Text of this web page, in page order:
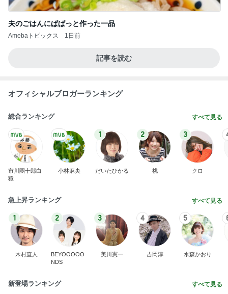
夫のごはんにぱぱっと作った一品
Amebaトピックス 1日前
記事を読む
オフィシャルブロガーランキング
総合ランキング すべて見る
市川團十郎白
猿
小林麻央
1
だいたひかる
2
桃
3
クロ
急上昇ランキング すべて見る
1
木村直人
2
BEYOOOOO
NDS
3
美川憲一
4
吉岡淳
5
水森かおり
新登場ランキング すべて見る